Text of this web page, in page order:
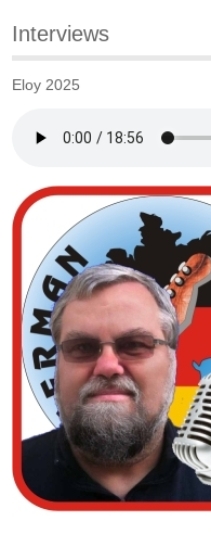
Interviews
Eloy 2025